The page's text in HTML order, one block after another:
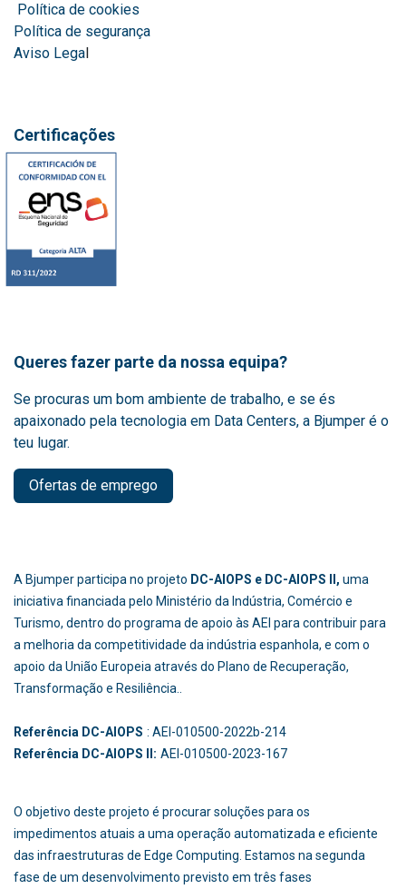
Política de cookies
Política de segurança
Aviso Lega
Certificações
Queres fazer parte da nossa equipa?
Se procuras um bom ambiente de trabalho, e se és
apaixonado pela tecnologia em Data Centers, a Bjumper é o
teu lugar.
Ofertas de emprego
A Bjumper participa no projeto DC-AIOPS e DC-AIOPS II, uma
iniciativa financiada pelo Ministério da Indústria, Comércio e
Turismo, dentro do programa de apoio às AEI para contribuir para
a melhoria da competitividade da indústria espanhola, e com o
apoio da União Europeia através do Plano de Recuperação,
Transformação e Resiliência..
Referência DC-AIOPS : AEI-010500-2022b-214
Referência DC-AIOPS II: AEI-010500-2023-167
O objetivo deste projeto é procurar soluções para os
impedimentos atuais a uma operação automatizada e eficiente
das infraestruturas de Edge Computing. Estamos na segunda
fase de um desenvolvimento previsto em três fases